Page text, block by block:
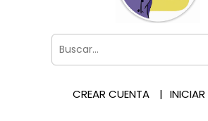
CREAR CUENTA INICIAR